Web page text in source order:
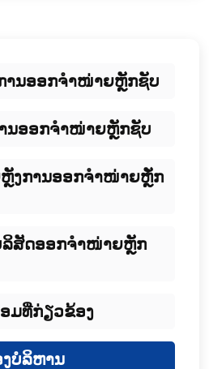
ານອອກຈໍາໜ່າຍຫຼັກຊັບ
ນອອກຈໍາໜ່າຍຫຼັກຊັບ
ງການອອກຈໍາໜ່າຍຫຼັໍກ
ລິສັດອອກຈໍາໜ່າຍຫຼັກ
ມທີ່ກ່ຽວຂ້ອງ
ບໍລິຫານ